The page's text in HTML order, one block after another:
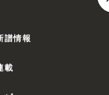
譜情報
載